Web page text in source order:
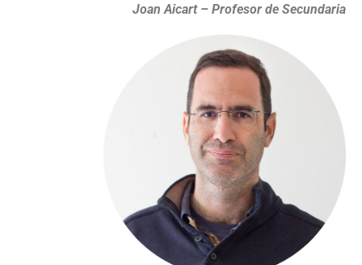
Joan Aicart – Profesor de Secundaria